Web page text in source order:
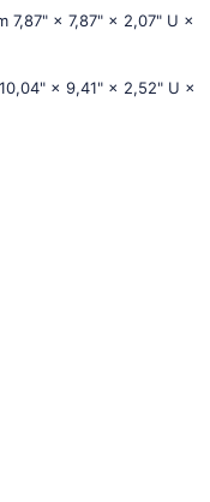
7,87" × 7,87" × 2,07" U ×
× 9,41" × 2,52" U ×